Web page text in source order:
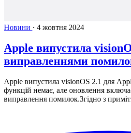
Новини · 4 жовтня 2024
Apple випустила
виправленнями
Apple випустила visionOS 2.1 для
функцій немає, але оновлення
виправлення помилок.Згідно з